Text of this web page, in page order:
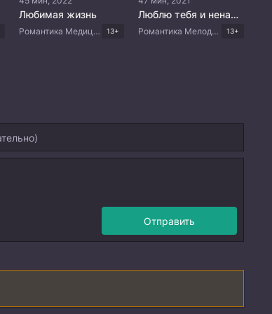
Любимая жизнь
Романтика Медицина Драма Китайские дорамы 13+
Люблю тебя и ненавижу
Романтика Мелодрама Драма Корейские дорамы 13+
Отправить